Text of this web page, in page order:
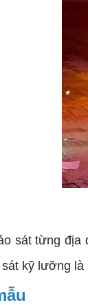
sát từng
kỹ lưỡng